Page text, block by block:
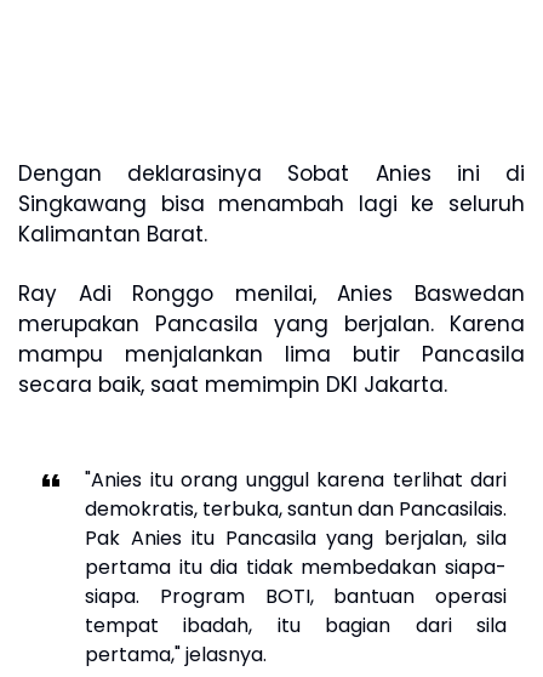
Dengan deklarasinya Sobat Anies ini di
Singkawang bisa menambah lagi ke seluruh
Kalimantan Barat.
Ray Adi Ronggo menilai, Anies Baswedan
merupakan Pancasila yang berjalan. Karena
mampu menjalankan lima butir Pancasila
secara baik, saat memimpin DKI Jakarta.
"Anies itu orang unggul karena terlihat dari
demokratis, terbuka, santun dan Pancasilais.
Pak Anies itu Pancasila yang berjalan, sila
pertama itu dia tidak membedakan siapa-
siapa. Program BOTI, bantuan operasi
tempat ibadah, itu bagian dari sila
pertama," jelasnya.